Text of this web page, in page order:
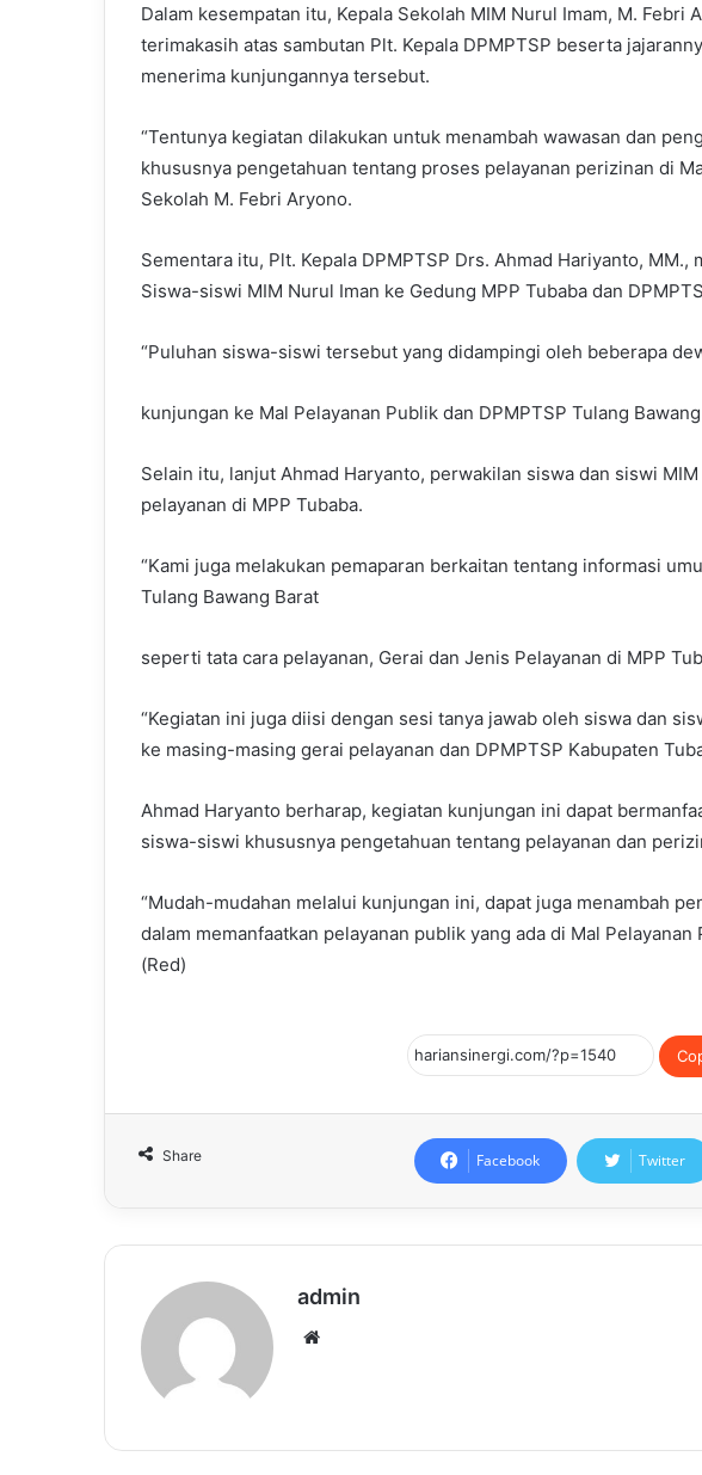
Dalam kesempatan itu, Kepala Sekolah MIM Nurul Imam, M. Febri
terimakasih atas sambutan Plt. Kepala DPMPTSP beserta
menerima kunjungannya tersebut.
“Tentunya kegiatan dilakukan untuk menambah wawasan dan
khususnya pengetahuan tentang proses pelayanan perizinan di
Sekolah M. Febri Aryono.
Sementara itu, Plt. Kepala DPMPTSP Drs. Ahmad Hariyanto,
Siswa-siswi MIM Nurul Iman ke Gedung MPP Tubaba dan
“Puluhan siswa-siswi tersebut yang didampingi oleh beberapa
kunjungan ke Mal Pelayanan Publik dan DPMPTSP Tulang Bawang
Selain itu, lanjut Ahmad Haryanto, perwakilan siswa dan siswi
pelayanan di MPP Tubaba.
“Kami juga melakukan pemaparan berkaitan tentang informasi
Tulang Bawang Barat
seperti tata cara pelayanan, Gerai dan Jenis Pelayanan di MPP
“Kegiatan ini juga diisi dengan sesi tanya jawab oleh siswa dan
ke masing-masing gerai pelayanan dan DPMPTSP Kabupaten
Ahmad Haryanto berharap, kegiatan kunjungan ini dapat
siswa-siswi khususnya pengetahuan tentang pelayanan dan
“Mudah-mudahan melalui kunjungan ini, dapat juga menambah
dalam memanfaatkan pelayanan publik yang ada di Mal
(Red)
Share Facebook Twitter
admin